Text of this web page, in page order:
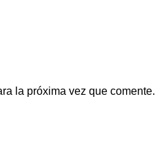
la próxima vez que comente.